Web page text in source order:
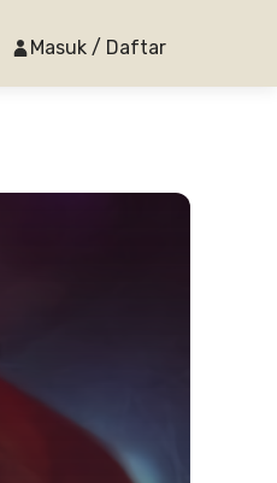
Masuk / Daftar